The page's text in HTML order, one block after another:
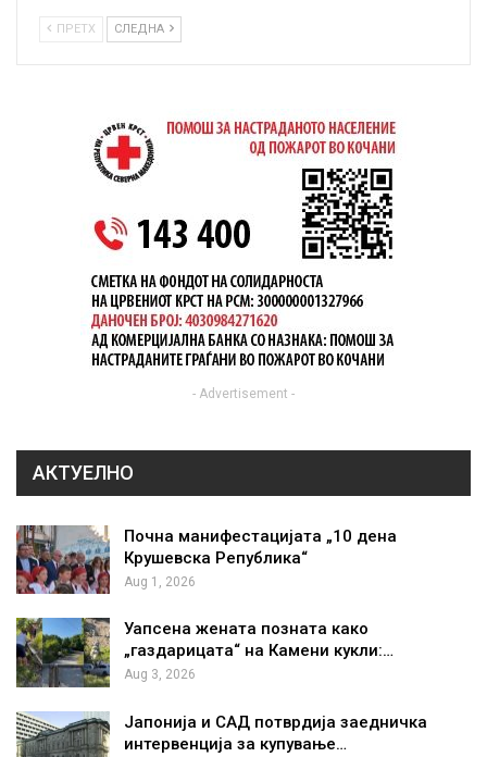
ПРЕТХ СЛЕДНА
- Advertisement -
АКТУЕЛНО
Почна манифестацијата „10 дена
Крушевска Република“
Aug 1, 2026
Уапсена жената позната како
„газдарицата“ на Камени кукли:…
Aug 3, 2026
Јапонија и САД потврдија заедничка
интервенција за купување…